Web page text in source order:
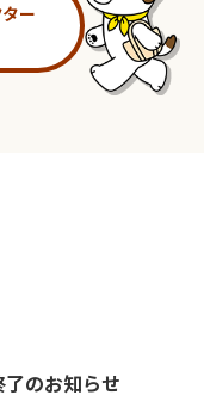
ー
のお知らせ